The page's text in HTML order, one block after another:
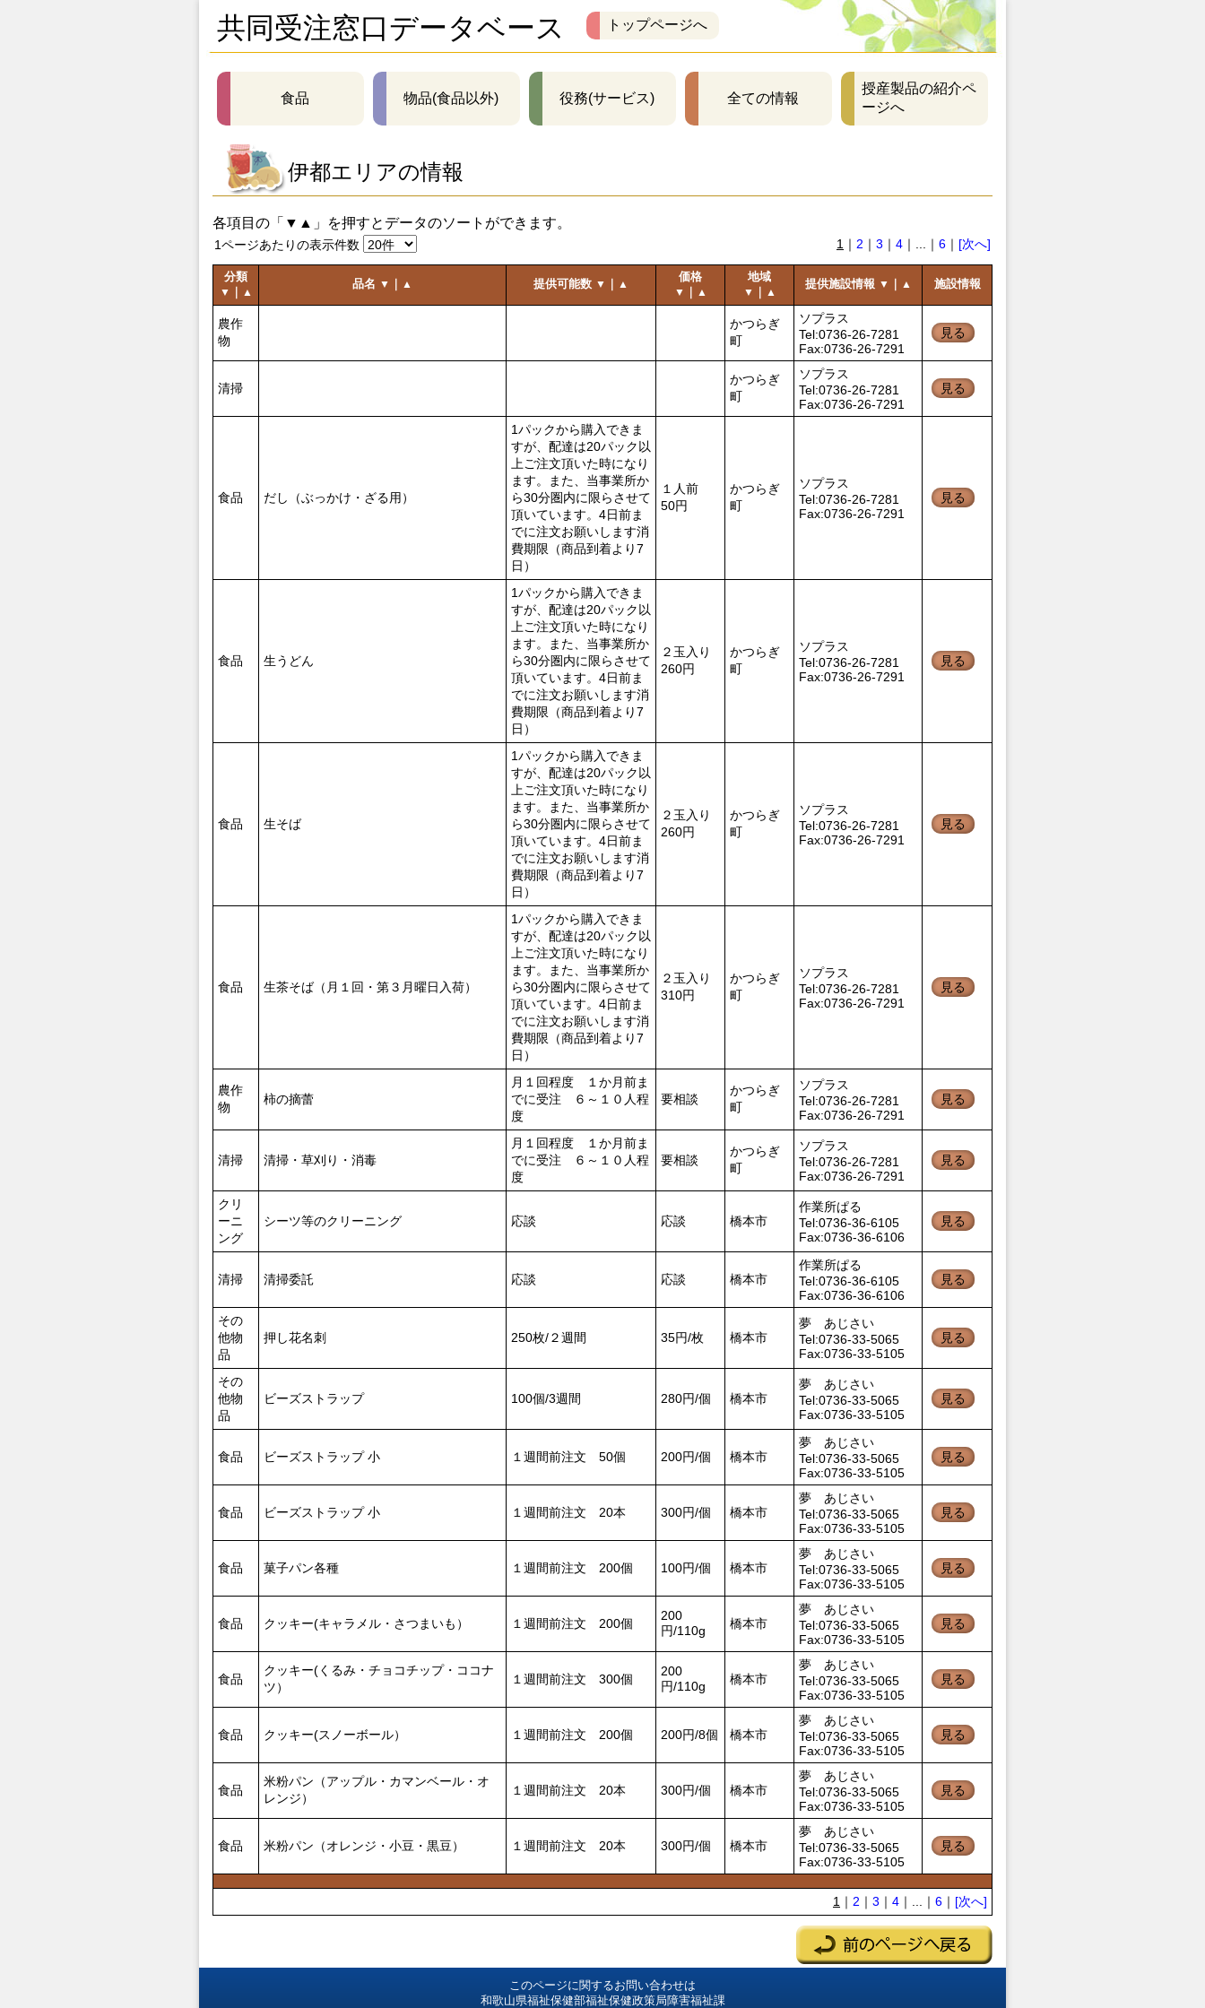
共同受注窓口データベース トップページへ
食品 物品(食品以外) 役務(サービス) 全ての情報
授産製品の紹介ペ
ージへ
伊都エリアの情報
各項目の「▼▲」を押すとデータのソートができます。
1ページあたりの表示件数 1 ｜ 2 ｜ 3 ｜ 4 ｜...｜ 6 ｜ [次へ]
分類
▼ ▲
品名 ▼ ▲ 提供可能数 ▼ ▲
価格
▼ ▲
地域
▼ ▲
提供施設情報 ▼ ▲ 施設情報
農作
物
かつらぎ
町
ソプラス
Tel:0736-26-7281
Fax:0736-26-7291
見る
清掃
かつらぎ
町
ソプラス
Tel:0736-26-7281
Fax:0736-26-7291
見る
食品 だし（ぶっかけ・ざる用）
1パックから購入できま
すが、配達は20パック以
上ご注文頂いた時になり
ます。また、当事業所か
ら30分圏内に限らさせて
頂いています。4日前ま
でに注文お願いします消
費期限（商品到着より7
日）
１人前
50円
かつらぎ
町
ソプラス
Tel:0736-26-7281
Fax:0736-26-7291
見る
食品 生うどん
1パックから購入できま
すが、配達は20パック以
上ご注文頂いた時になり
ます。また、当事業所か
ら30分圏内に限らさせて
頂いています。4日前ま
でに注文お願いします消
費期限（商品到着より7
日）
２玉入り
260円
かつらぎ
町
ソプラス
Tel:0736-26-7281
Fax:0736-26-7291
見る
食品 生そば
1パックから購入できま
すが、配達は20パック以
上ご注文頂いた時になり
ます。また、当事業所か
ら30分圏内に限らさせて
頂いています。4日前ま
でに注文お願いします消
費期限（商品到着より7
日）
２玉入り
260円
かつらぎ
町
ソプラス
Tel:0736-26-7281
Fax:0736-26-7291
見る
食品 生茶そば（月１回・第３月曜日入荷）
1パックから購入できま
すが、配達は20パック以
上ご注文頂いた時になり
ます。また、当事業所か
ら30分圏内に限らさせて
頂いています。4日前ま
でに注文お願いします消
費期限（商品到着より7
日）
２玉入り
310円
かつらぎ
町
ソプラス
Tel:0736-26-7281
Fax:0736-26-7291
見る
農作
物
柿の摘蕾
月１回程度 １か月前ま
でに受注 ６～１０人程
度
要相談
かつらぎ
町
ソプラス
Tel:0736-26-7281
Fax:0736-26-7291
見る
清掃 清掃・草刈り・消毒
月１回程度 １か月前ま
でに受注 ６～１０人程
度
要相談
かつらぎ
町
ソプラス
Tel:0736-26-7281
Fax:0736-26-7291
見る
クリ
ーニ
ング
シーツ等のクリーニング 応談 応談 橋本市
作業所ぱる
Tel:0736-36-6105
Fax:0736-36-6106
見る
清掃 清掃委託 応談 応談 橋本市
作業所ぱる
Tel:0736-36-6105
Fax:0736-36-6106
見る
その
他物
品
押し花名刺 250枚/２週間 35円/枚 橋本市
夢 あじさい
Tel:0736-33-5065
Fax:0736-33-5105
見る
その
他物
品
ビーズストラップ 100個/3週間 280円/個 橋本市
夢 あじさい
Tel:0736-33-5065
Fax:0736-33-5105
見る
食品 ビーズストラップ 小 １週間前注文 50個 200円/個 橋本市
夢 あじさい
Tel:0736-33-5065
Fax:0736-33-5105
見る
食品 ビーズストラップ 小 １週間前注文 20本 300円/個 橋本市
夢 あじさい
Tel:0736-33-5065
Fax:0736-33-5105
見る
食品 菓子パン各種 １週間前注文 200個 100円/個 橋本市
夢 あじさい
Tel:0736-33-5065
Fax:0736-33-5105
見る
食品 クッキー(キャラメル・さつまいも） １週間前注文 200個
200
円/110g
橋本市
夢 あじさい
Tel:0736-33-5065
Fax:0736-33-5105
見る
食品
クッキー(くるみ・チョコチップ・ココナ
ツ）
１週間前注文 300個
200
円/110g
橋本市
夢 あじさい
Tel:0736-33-5065
Fax:0736-33-5105
見る
食品 クッキー(スノーボール） １週間前注文 200個 200円/8個 橋本市
夢 あじさい
Tel:0736-33-5065
Fax:0736-33-5105
見る
食品
米粉パン（アップル・カマンベール・オ
レンジ）
１週間前注文 20本 300円/個 橋本市
夢 あじさい
Tel:0736-33-5065
Fax:0736-33-5105
見る
食品 米粉パン（オレンジ・小豆・黒豆） １週間前注文 20本 300円/個 橋本市
夢 あじさい
Tel:0736-33-5065
Fax:0736-33-5105
見る
1 ｜ 2 ｜ 3 ｜ 4 ｜...｜ 6 ｜ [次へ]
このページに関するお問い合わせは
和歌山県福祉保健部福祉保健政策局障害福祉課